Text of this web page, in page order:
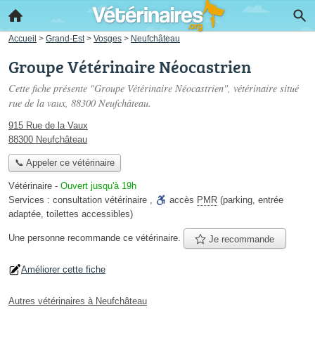
Accueil > Grand-Est > Vosges > Neufchâteau
Groupe Vétérinaire Néocastrien
Cette fiche présente "Groupe Vétérinaire Néocastrien", vétérinaire situé
rue de la vaux, 88300 Neufchâteau.
915 Rue de la Vaux
88300 Neufchâteau
📞 Appeler ce vétérinaire
Vétérinaire - Ouvert jusqu'à 19h
Services : consultation vétérinaire , accès PMR (parking, entrée
adaptée, toilettes accessibles)
Une personne recommande ce vétérinaire. Je recommande
Améliorer cette fiche
Autres vétérinaires à Neufchâteau